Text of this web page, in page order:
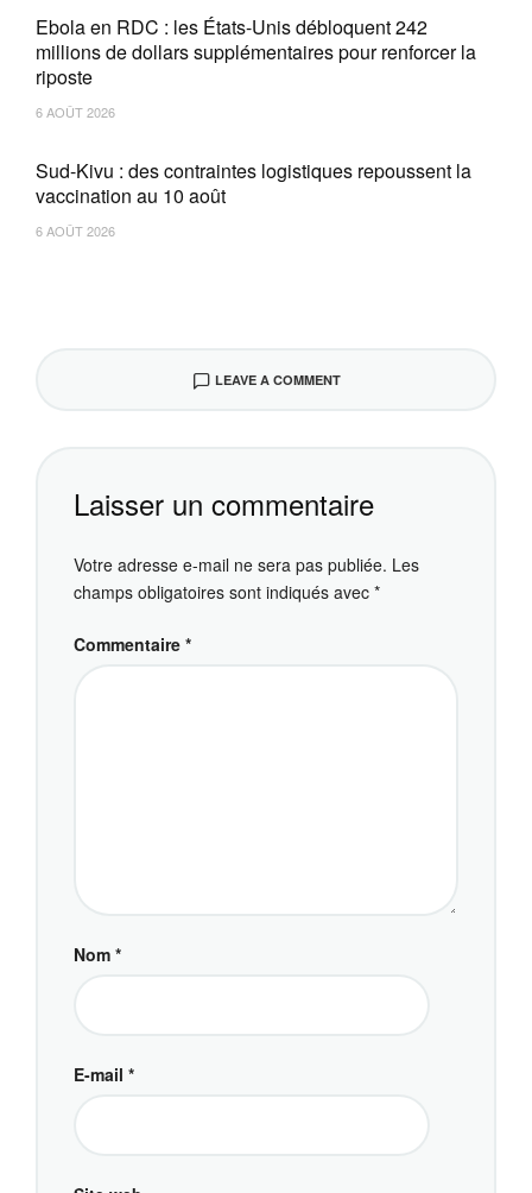
Ebola en RDC : les États-Unis débloquent 242
millions de dollars supplémentaires pour renforcer la
riposte
6 AOÛT 2026
Sud-Kivu : des contraintes logistiques repoussent la
vaccination au 10 août
6 AOÛT 2026
LEAVE A COMMENT
Laisser un commentaire
Votre adresse e-mail ne sera pas publiée. Les
champs obligatoires sont indiqués avec *
Commentaire *
Nom *
E-mail *